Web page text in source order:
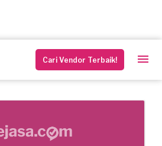
Cari Vendor Terbaik!